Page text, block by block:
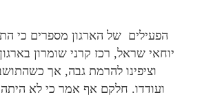
הפעילים של הארגון מספרים כי
יוחאי שראל, רכז קרני שומרון
וציפינו להרמת גבה, אך
ועודדו. חלקם אף אמר כי לא